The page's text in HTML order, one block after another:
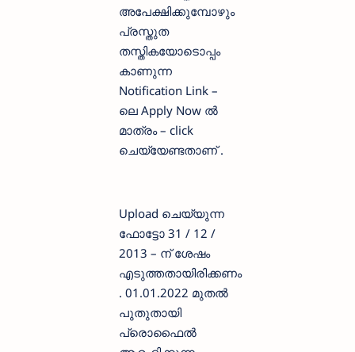
അപേക്ഷിക്കുമ്പോഴും
പ്രസ്തുത
തസ്തികയോടൊപ്പം
കാണുന്ന
Notification Link –
ലെ Apply Now ല്‍
മാത്രം – click
ചെയ്യേണ്ടതാണ് .
Upload ചെയ്യുന്ന
ഫോട്ടോ 31 / 12 /
2013 – ന് ശേഷം
എടുത്തതായിരിക്കണം
. 01.01.2022 മുതൽ
പുതുതായി
പ്രൊഫൈൽ